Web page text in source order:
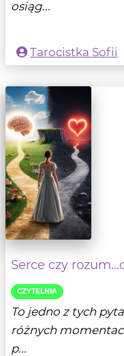
osiąg...
Tarocistka Sofii
Serce czy
CZYTELNIA
To jedno z tych
różnych
p...